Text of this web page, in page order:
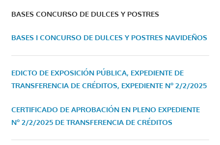
BASES CONCURSO DE DULCES Y POSTRES
BASES I CONCURSO DE DULCES Y POSTRES NAVIDEÑOS
EDICTO DE EXPOSICIÓN PÚBLICA, EXPEDIENTE DE
TRANSFERENCIA DE CRÉDITOS, EXPEDIENTE Nº 2/2/2025
CERTIFICADO DE APROBACIÓN EN PLENO EXPEDIENTE
Nº 2/2/2025 DE TRANSFERENCIA DE CRÉDITOS